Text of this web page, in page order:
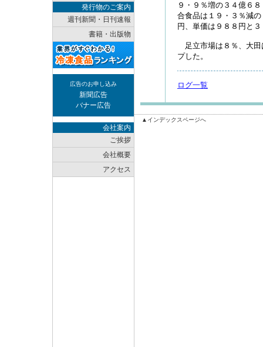
発行物のご案内
週刊新聞・日刊速報
書籍・出版物
広告のお申し込み
新聞広告
バナー広告
会社案内
ご挨拶
会社概要
アクセス
９・９％増の３４億６
合食品は１９・３％減
円、単価は９８８円と
足立市場は８％、大田
プした。
ログ一覧
▲インデックスページへ